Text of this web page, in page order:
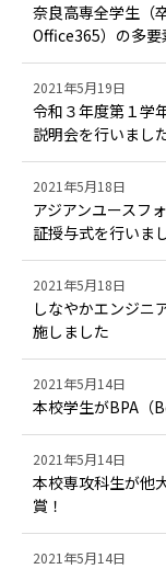
奈良高専全学生（
Office365）の多要
2021年5月19日
令和３年度第１学
説明会を行いまし
2021年5月18日
アジアンユースフ
証授与式を行いま
2021年5月18日
しなやかエンジニ
施しました
2021年5月14日
本校学生がBPA（
2021年5月14日
本校専攻科生が他
賞！
2021年5月14日